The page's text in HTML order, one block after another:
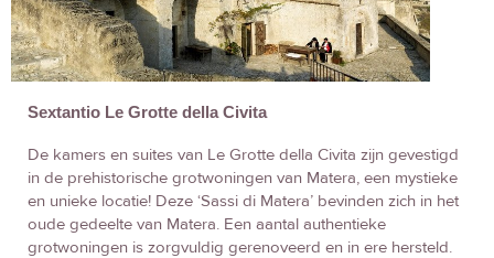
Sextantio Le Grotte della Civita
De kamers en suites van Le Grotte della Civita zijn gevestigd
in de prehistorische grotwoningen van Matera, een mystieke
en unieke locatie! Deze ‘Sassi di Matera’ bevinden zich in het
oude gedeelte van Matera. Een aantal authentieke
grotwoningen is zorgvuldig gerenoveerd en in ere hersteld.